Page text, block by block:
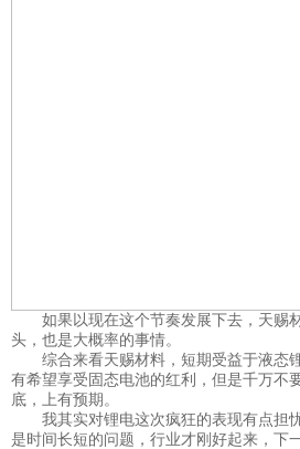
如果以现在这个节奏发展下去，天赐
头，也是大概率的事情。
综合来看天赐材料，短期受益于液态
有希望享受固态电池的红利，但是千万不
底，上有预期。
我其实对锂电这次疯狂的表现有点担
是时间长短的问题，行业才刚好起来，下